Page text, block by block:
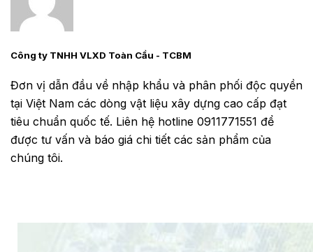
Công ty TNHH VLXD Toàn Cầu - TCBM
Đơn vị dẫn đầu về nhập khẩu và phân phối độc quyền
tại Việt Nam các dòng vật liệu xây dựng cao cấp đạt
tiêu chuẩn quốc tế. Liên hệ hotline 0911771551 để
được tư vấn và báo giá chi tiết các sản phẩm của
chúng tôi.